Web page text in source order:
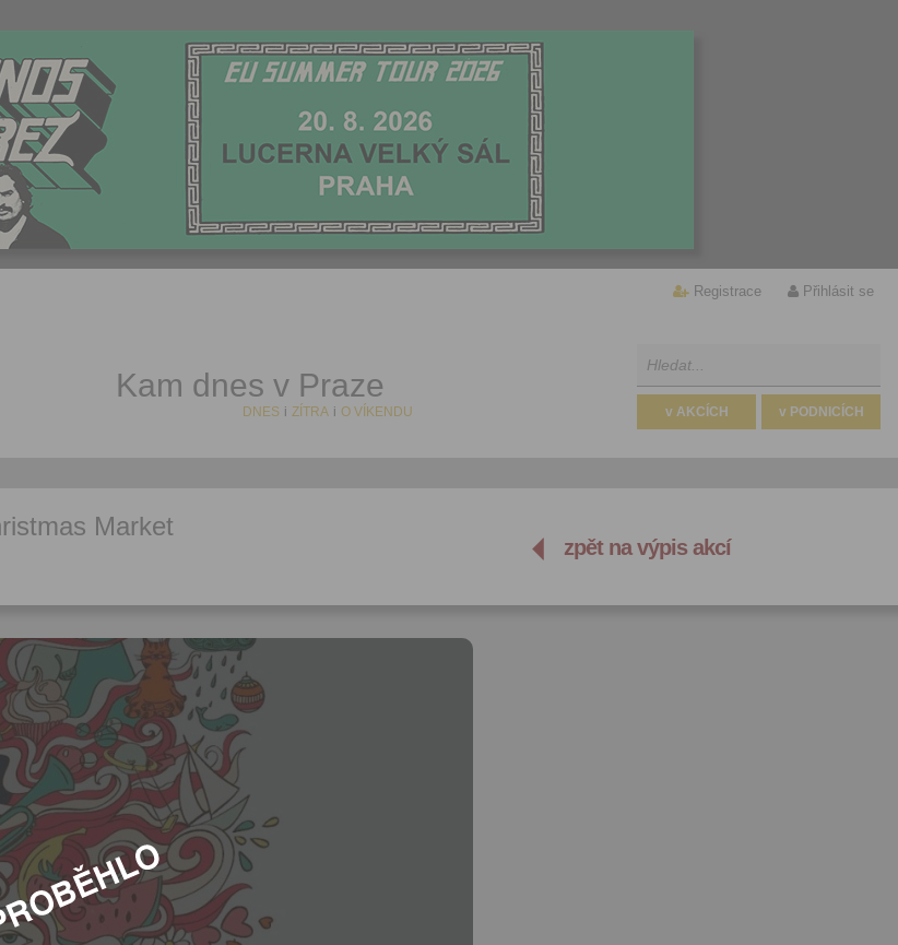
Registrace Přihlásit se
Kam dnes v Praze
DNES i ZÍTRA i O VÍKENDU
Market
zpět na výpis akcí